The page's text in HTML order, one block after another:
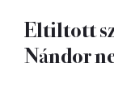
Eltiltott
Nándor